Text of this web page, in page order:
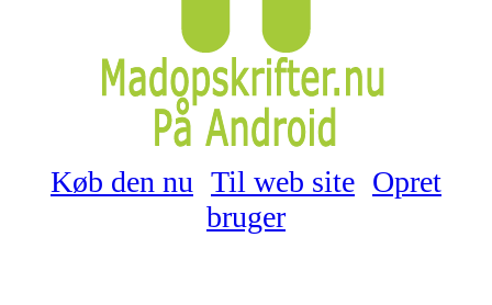
Køb den nu Til web site Opret
bruger